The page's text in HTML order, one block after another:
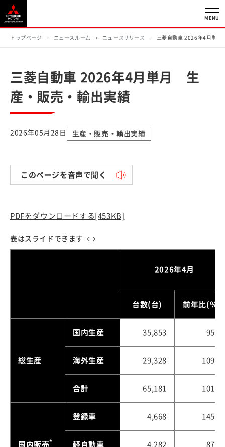
MENU
トップページ ニュースルーム ニュースリリース 三菱自動車 2026年4月単
三菱自動車 2026年4月単月 生
産・販売・輸出実績
2026年05月28日 生産・販売・輸出実績
このページを音声で聞く
PDFをダウンロードする [453KB]
2026年4月
台数(台) 前年比(％)
総生産
国内生産 35,853 95.6
海外生産 29,328 109.3
合計 65,181 101.3
国内販売*
登録車 4,668 145.4
軽自動車 4,282 87.0